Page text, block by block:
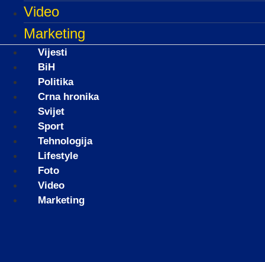
Video
Marketing
Vijesti
BiH
Politika
Crna hronika
Svijet
Sport
Tehnologija
Lifestyle
Foto
Video
Marketing